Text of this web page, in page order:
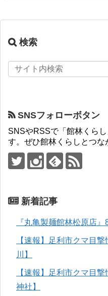
検索
SNSフォローボタン
SNSやRSSで「館林くら
す。ぜひ館林くらしとつな
新着記事
『丸亀製麺館林松原店』
【速報】足利市クマ目
川】
【速報】足利市クマ目
神社】